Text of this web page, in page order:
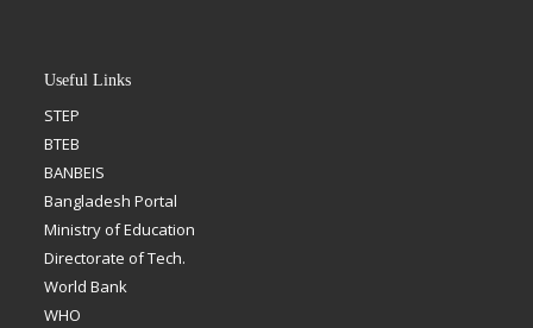
Useful Links
STEP
BTEB
BANBEIS
Bangladesh Portal
Ministry of Education
Directorate of Tech.
World Bank
WHO